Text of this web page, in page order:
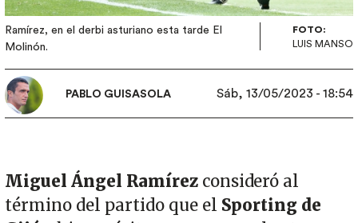
Ramírez, en el derbi asturiano esta tarde El
Molinón.
FOTO:
LUIS MANSO
PABLO GUISASOLA Sáb, 13/05/2023 - 18:54
Miguel Ángel Ramírez consideró al
término del partido que el Sporting de